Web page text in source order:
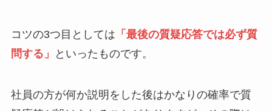
コツの3つ目としては 「最後の質疑応答では必ず質
問する」
といったものです。
社員の方が何か説明をした後はかなりの確率で質